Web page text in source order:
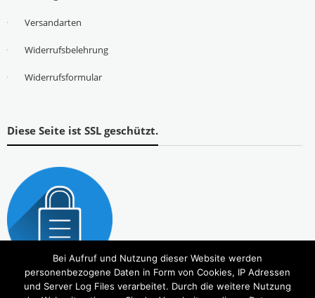
Versandarten
Widerrufsbelehrung
Widerrufsformular
Diese Seite ist SSL geschützt.
Bei Aufruf und Nutzung dieser Website werden
personenbezogene Daten in Form von Cookies, IP Adressen
und Server Log Files verarbeitet. Durch die weitere Nutzung